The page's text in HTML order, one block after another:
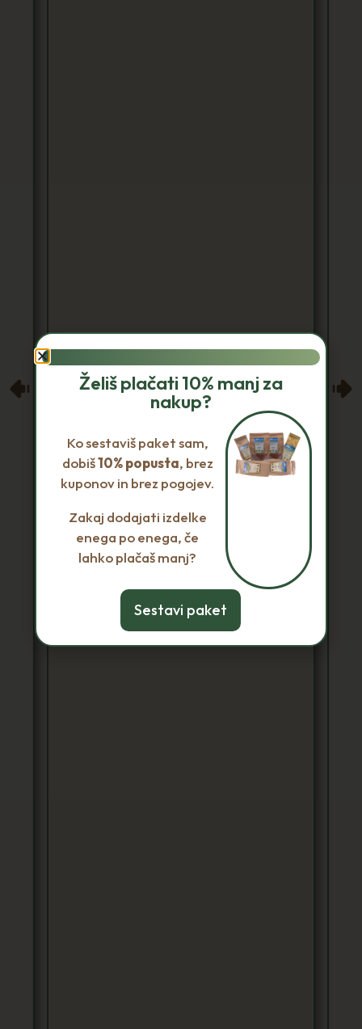
Želiš plačati 10% manj za
nakup?
Ko sestaviš paket sam,
dobiš10% popusta, brez
kuponov in brez pogojev.
Zakaj dodajati izdelke
enega po enega, če
lahko plačaš manj?
Sestavi paket